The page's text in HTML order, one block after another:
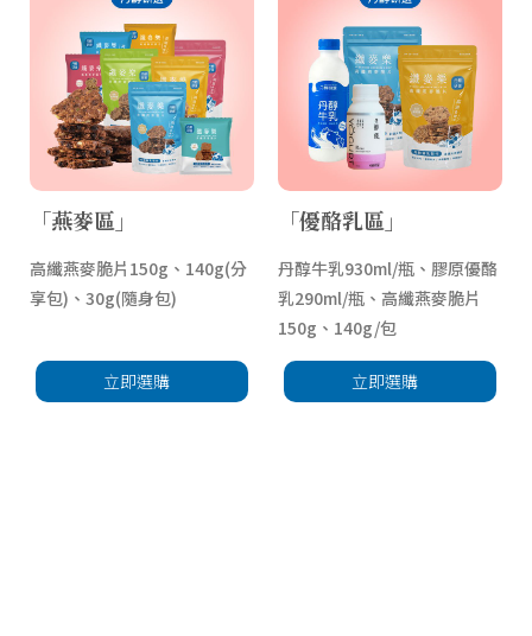
「燕麥區」
高纖燕麥脆片150g、140g(分
享包)、30g(隨身包)
立即選購
「優酪乳區」
丹醇牛乳930ml/瓶、膠原優酪
乳290ml/瓶、高纖燕麥脆片
150g、140g/包
立即選購